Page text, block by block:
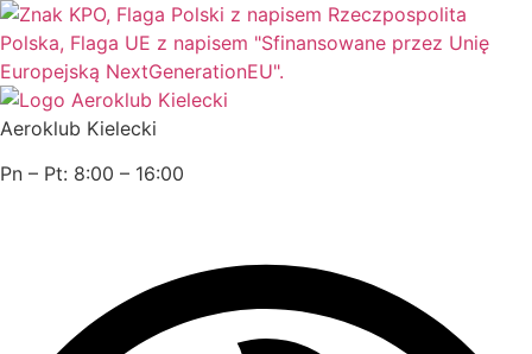
Przejdź
do
treści
Aeroklub Kielecki
Pn – Pt: 8:00 – 16:00